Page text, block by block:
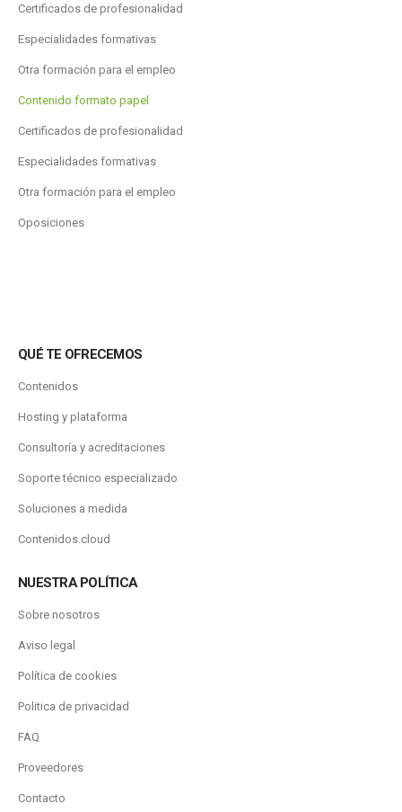
Certificados de profesionalidad
Especialidades formativas
Otra formación para el empleo
Contenido formato papel
Certificados de profesionalidad
Especialidades formativas
Otra formación para el empleo
Oposiciones
QUÉ TE OFRECEMOS
Contenidos
Hosting y plataforma
Consultoría y acreditaciones
Soporte técnico especializado
Soluciones a medida
Contenidos.cloud
NUESTRA POLÍTICA
Sobre nosotros
Aviso legal
Política de cookies
Politica de privacidad
FAQ
Proveedores
Contacto